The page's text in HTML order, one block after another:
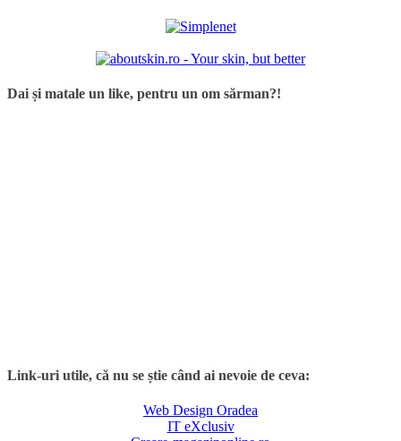
Dai și matale un like, pentru un om sărman?!
Link-uri utile, că nu se știe când ai nevoie de ceva:
Web Design Oradea
IT eXclusiv